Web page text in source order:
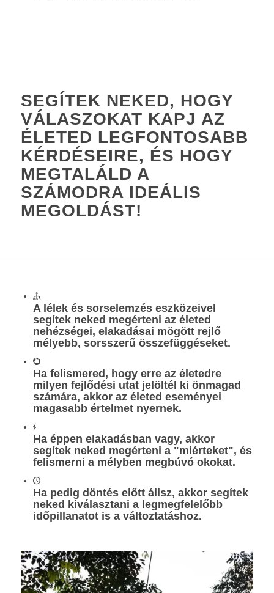
SEGÍTEK NEKED, HOGY
VÁLASZOKAT KAPJ AZ
ÉLETED LEGFONTOSABB
KÉRDÉSEIRE, ÉS HOGY
MEGTALÁLD A
SZÁMODRA IDEÁLIS
MEGOLDÁST!
A lélek és sorselemzés eszközeivel
segítek neked megérteni az életed
nehézségei, elakadásai mögött rejlő
mélyebb, sorsszerű összefüggéseket.
Ha felismered, hogy erre az életedre
milyen fejlődési utat jelöltél ki önmagad
számára, akkor az életed eseményei
magasabb értelmet nyernek.
Ha éppen elakadásban vagy, akkor
segítek neked megérteni a "miérteket", és
felismerni a mélyben megbúvó okokat.
Ha pedig döntés előtt állsz, akkor segítek
neked kiválasztani a legmegfelelőbb
időpillanatot is a változtatáshoz.